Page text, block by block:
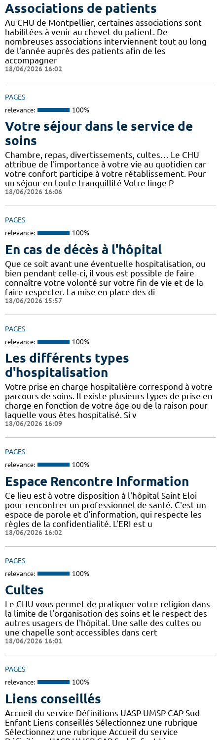
Associations de patients
Au CHU de Montpellier, certaines associations sont
habilitées à venir au chevet du patient. De
nombreuses associations interviennent tout au long
de l'année auprès des patients afin de les
accompagner
18/06/2026 16:02
PAGES
relevance: 100%
Votre séjour dans le service de
soins
Chambre, repas, divertissements, cultes… Le CHU
attribue de l'importance à votre vie au quotidien car
votre confort participe à votre rétablissement. Pour
un séjour en toute tranquillité Votre linge P
18/06/2026 16:06
PAGES
relevance: 100%
En cas de décès à l'hôpital
Que ce soit avant une éventuelle hospitalisation, ou
bien pendant celle-ci, il vous est possible de faire
connaître votre volonté sur votre fin de vie et de la
faire respecter. La mise en place des di
18/06/2026 15:57
PAGES
relevance: 100%
Les différents types
d'hospitalisation
Votre prise en charge hospitalière correspond à votre
parcours de soins. Il existe plusieurs types de prise en
charge en fonction de votre âge ou de la raison pour
laquelle vous êtes hospitalisé. Si v
18/06/2026 16:09
PAGES
relevance: 100%
Espace Rencontre Information
Ce lieu est à votre disposition à l'hôpital Saint Eloi
pour rencontrer un professionnel de santé. C'est un
espace de parole et d'information, qui respecte les
règles de la confidentialité. L’ERI est u
18/06/2026 16:02
PAGES
relevance: 100%
Cultes
Le CHU vous permet de pratiquer votre religion dans
la limite de l'organisation des soins et le respect des
autres usagers de l'hôpital. Une salle des cultes ou
une chapelle sont accessibles dans cert
18/06/2026 16:01
PAGES
relevance: 100%
Liens conseillés
Accueil du service Définitions UASP UMSP CAP Sud
Enfant Liens conseillés Sélectionnez une rubrique
Sélectionnez une rubrique Accueil du service